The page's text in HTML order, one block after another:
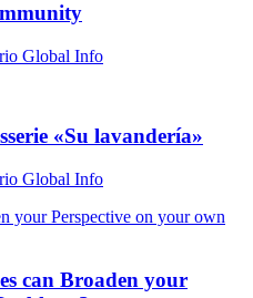
Global Info
«Su lavandería»
Global Info
can Broaden your